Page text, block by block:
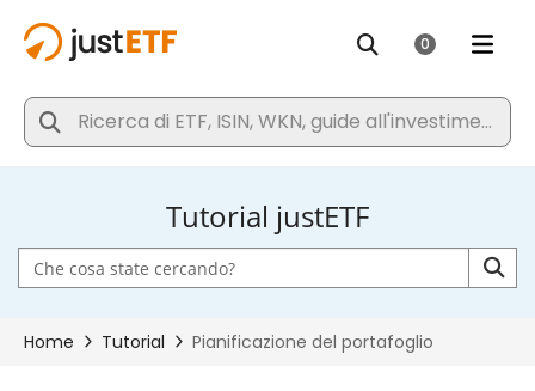
Tutorial justETF